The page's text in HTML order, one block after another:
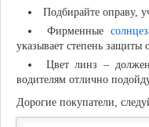
Подбирайте оправу,
Фирменные
указывает степень защиты
Цвет линз –
водителям отлично
Дорогие покупатели,